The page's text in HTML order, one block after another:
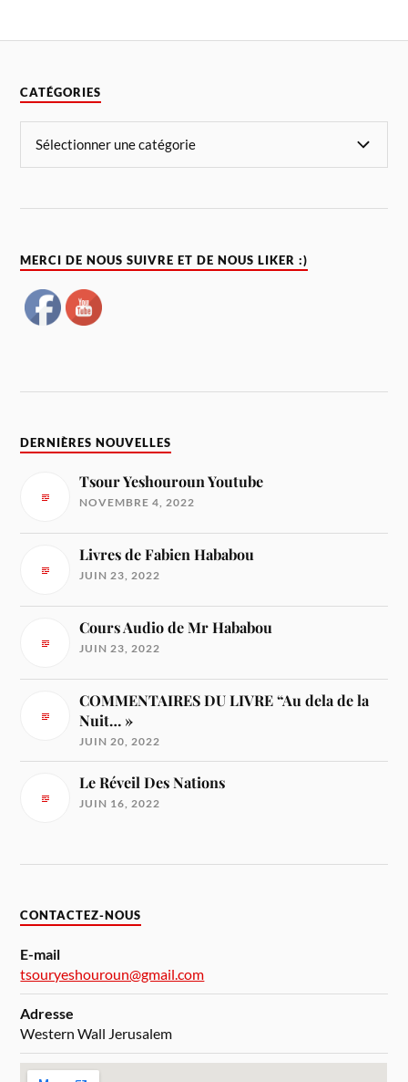
CATÉGORIES
MERCI DE NOUS SUIVRE ET DE NOUS LIKER :)
DERNIÈRES NOUVELLES
Tsour Yeshouroun Youtube
NOVEMBRE 4, 2022
Livres de Fabien Hababou
JUIN 23, 2022
Cours Audio de Mr Hababou
JUIN 23, 2022
COMMENTAIRES DU LIVRE “Au dela de la
Nuit… »
JUIN 20, 2022
Le Réveil Des Nations
JUIN 16, 2022
CONTACTEZ-NOUS
E-mail
tsouryeshouroun@gmail.com
Adresse
Western Wall Jerusalem